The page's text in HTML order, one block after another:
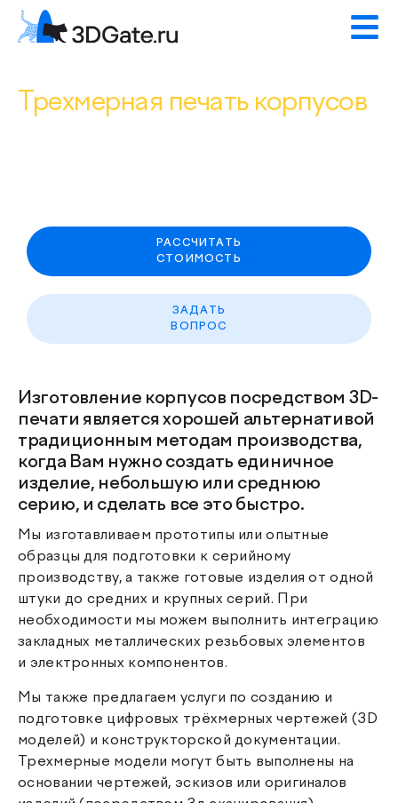
Трехмерная печать корпусов
РАССЧИТАТЬ
СТОИМОСТЬ
ЗАДАТЬ
ВОПРОС
Изготовление корпусов посредством 3D-
печати является хорошей альтернативой
традиционным методам производства,
когда Вам нужно создать единичное
изделие, небольшую или среднюю
серию, и сделать все это быстро.
Мы изготавливаем прототипы или опытные
образцы для подготовки к серийному
производству, а также готовые изделия от одной
штуки до средних и крупных серий. При
необходимости мы можем выполнить интеграцию
закладных металлических резьбовых элементов
и электронных компонентов.
Мы также предлагаем услуги по созданию и
подготовке цифровых трёхмерных чертежей (3D
моделей) и конструкторской документации.
Трехмерные модели могут быть выполнены на
основании чертежей, эскизов или оригиналов